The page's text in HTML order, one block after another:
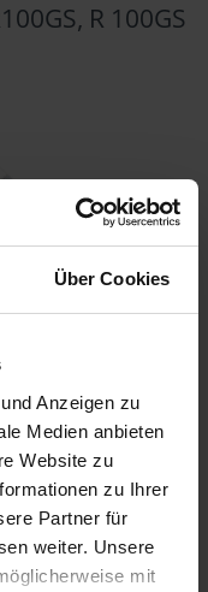
Über Cookies
Anzeigen zu
Medien anbieten
Website zu
zu Ihrer
Partner für
weiter. Unsere
mit
R 100GS
Werktage innerhalb